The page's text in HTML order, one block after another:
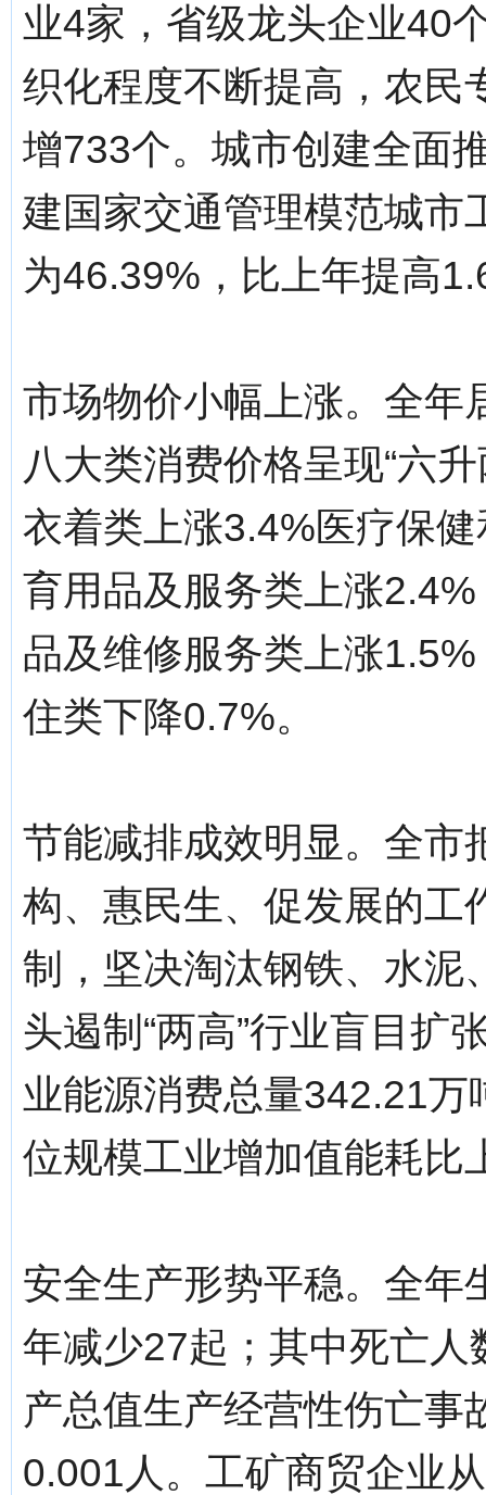
业4家，省级龙头企业40
织化程度不断提高，农民
增733个。城市创建全面
建国家交通管理模范城市
为46.39%，比上年提高
市场物价小幅上涨。全年
八大类消费价格呈现“六
衣着类上涨3.4%医疗保
育用品及服务类上涨
品及维修服务类上涨
住类下降0.7%。
节能减排成效明显。全市
构、惠民生、促发展的工
制，坚决淘汰钢铁、水泥
头遏制“两高”行业盲目扩
业能源消费总量342.21
位规模工业增加值能耗比
安全生产形势平稳。全年
年减少27起；其中死亡
产总值生产经营性伤亡事
0.001人。工矿商贸企业